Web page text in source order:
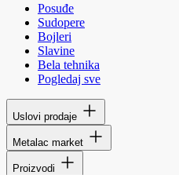
Posuđe
Sudopere
Bojleri
Slavine
Bela tehnika
Pogledaj sve
Uslovi prodaje
Metalac market
Proizvodi